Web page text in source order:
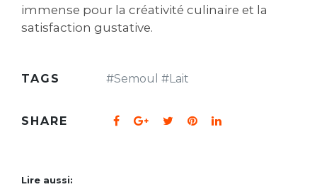
immense pour la créativité culinaire et la
satisfaction gustative.
TAGS #Semoul #Lait
SHARE
Lire aussi: